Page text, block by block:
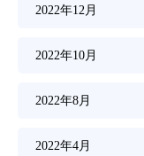
2022年12月
2022年10月
2022年8月
2022年4月